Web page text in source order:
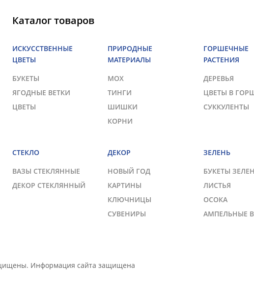
Каталог товаров
ИСКУССТВЕННЫЕ
ЦВЕТЫ
БУКЕТЫ
ЯГОДНЫЕ ВЕТКИ
ЦВЕТЫ
ПРИРОДНЫЕ
МАТЕРИАЛЫ
МОХ
ТИНГИ
ШИШКИ
КОРНИ
ГОРШЕЧНЫЕ
РАСТЕНИЯ
ДЕРЕВЬЯ
ЦВЕТЫ В
СУККУЛЕНТЫ
СТЕКЛО
ВАЗЫ СТЕКЛЯННЫЕ
ДЕКОР СТЕКЛЯННЫЙ
ДЕКОР
НОВЫЙ ГОД
КАРТИНЫ
КЛЮЧНИЦЫ
СУВЕНИРЫ
ЗЕЛЕНЬ
БУКЕТЫ
ЛИСТЬЯ
ОСОКА
АМПЕЛЬНЫЕ
Информация сайта защищена